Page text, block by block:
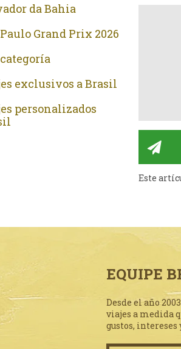
da Bahia
Grand Prix 2026
exclusivos a Brasil
personalizados
Este
EQUIPE
Desde el año
viajes a medida
gustos, intereses